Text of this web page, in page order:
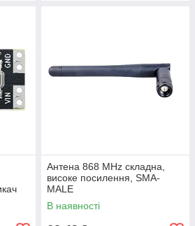
|
Антена 868 MHz складна,
високе посилення, SMA-
MALE
В наявності